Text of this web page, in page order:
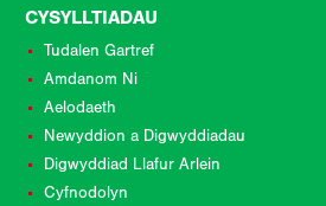
CYSYLLTIADAU
Tudalen Gartref
Amdanom Ni
Aelodaeth
Newyddion a Digwyddiadau
Digwyddiad Llafur Arlein
Cyfnodolyn